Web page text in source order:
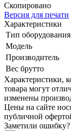
Скопировано
Версия для печати
Характеристики
Тип оборудования
Модель
Производитель
Вес брутто
Xарактеристики,
товара могут
изменены
Цены на сайте
публичной
Заметили